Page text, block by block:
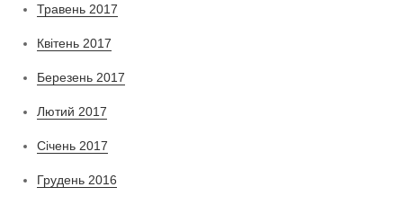
Травень 2017
Квітень 2017
Березень 2017
Лютий 2017
Січень 2017
Грудень 2016